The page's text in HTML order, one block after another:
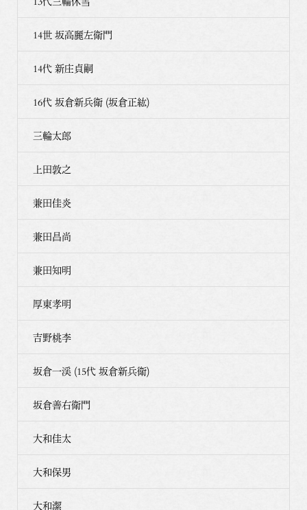
14世 坂高麗左衛門
14代 新庄貞嗣
16代 坂倉新兵衛 (坂倉正紘)
三輪太郎
上田敦之
兼田佳炎
兼田昌尚
兼田知明
厚東孝明
吉野桃李
坂倉一渓 (15代 坂倉新兵衛)
坂倉善右衛門
大和佳太
大和保男
大和潔